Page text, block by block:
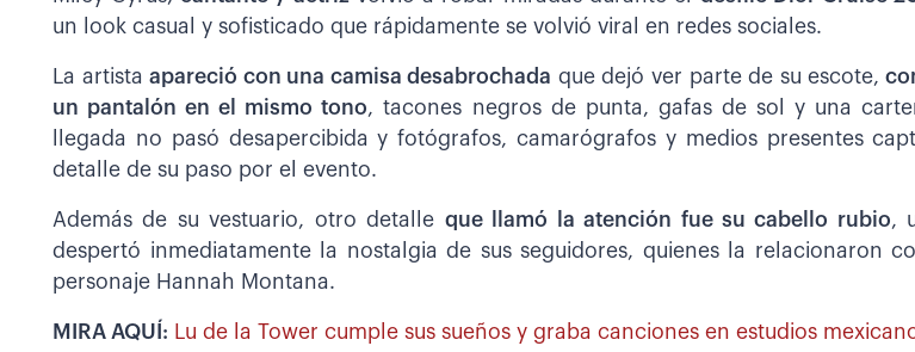
un look casual y sofisticado que rápidamente se volvió viral en redes sociales.
La artistaapareció con una camisa desabrochada que dejó ver parte de su escote,
un pantalón en el mismo tono, tacones negros de punta, gafas de sol y una
llegada no pasó desapercibida y fotógrafos, camarógrafos y medios presentes
detalle de su paso por el evento.
Además de su vestuario, otro detalle que llamó la atención fue su cabello rubio,
despertó inmediatamente la nostalgia de sus seguidores, quienes la relacionaron
personaje Hannah Montana.
MIRA AQUÍ: Lu de la Tower cumple sus sueños y graba canciones en estudios